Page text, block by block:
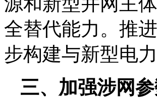
全替代能力。推
步构建与新型电
三、加强涉网